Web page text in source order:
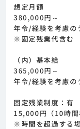
想定月額
380,000円～
年令/経験を考慮の
※固定残業代含む
（内）基本給
365,000円～
年令/経験を考慮の
固定残業制度：有
15,000円（10時間
※時間を超過する